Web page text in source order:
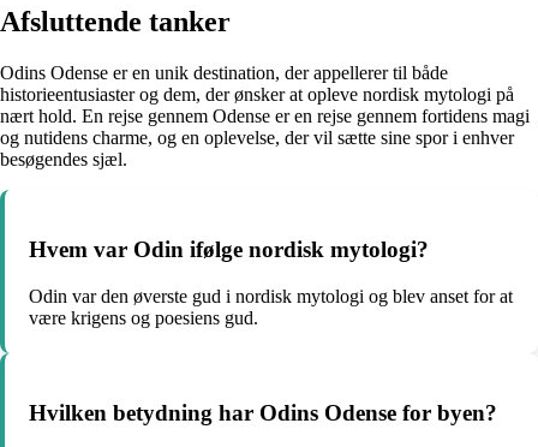
Afsluttende tanker
Odins Odense er en unik destination, der appellerer til både
historieentusiaster og dem, der ønsker at opleve nordisk mytologi på
nært hold. En rejse gennem Odense er en rejse gennem fortidens magi
og nutidens charme, og en oplevelse, der vil sætte sine spor i enhver
besøgendes sjæl.
Hvem var Odin ifølge nordisk mytologi?
Odin var den øverste gud i nordisk mytologi og blev anset for at
være krigens og poesiens gud.
Hvilken betydning har Odins Odense for byen?